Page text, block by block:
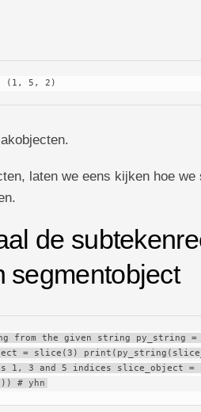
(1, 5, 2)
laten we eens kijken hoe
de
segmentobject
from the given string py_string
= slice(3)
1, 3 and 5 indices slice_object
# yhn